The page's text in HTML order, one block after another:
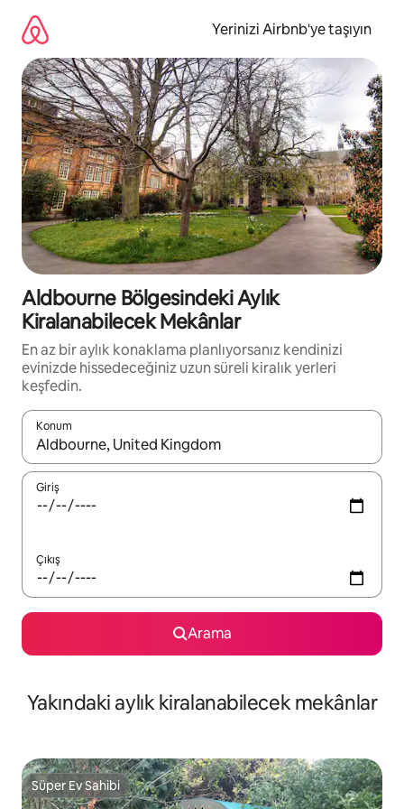
Yerinizi Airbnb'ye taşıyın
Aldbourne Bölgesindeki Aylık
Kiralanabilecek Mekânlar
En az bir aylık konaklama planlıyorsanız kendinizi
evinizde hissedeceğiniz uzun süreli kiralık yerleri
keşfedin.
Konum
Sonuçlar kullanılabilir olduğunda yukarı ve aşağı oklarıyla
Giriş
Çıkış
Arama
Yakındaki aylık kiralanabilecek mekânlar
Süper Ev Sahibi
Süper Ev Sahibi